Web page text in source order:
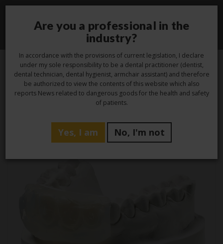
Etikett -festsitzende
prothese
Are you a professional in the
industry?
In accordance with the provisions of current legislation, I declare
under my sole responsibility to be a dental practitioner (dentist,
dental technician, dental hygienist, armchair assistant) and therefore
be authorized to view the contents of this website which also
reports News related to dangerous goods for the health and safety
of patients.
Yes, I am No, I'm not